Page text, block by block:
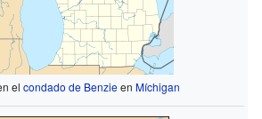
el condado de Benzieen Míchigan